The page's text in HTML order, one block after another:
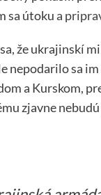
sa útoku a
že ukrajinskí
nepodarilo sa
a Kurskom,
zjavne